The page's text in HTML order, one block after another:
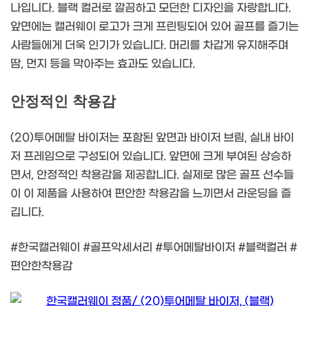
나입니다. 블랙 컬러로 깔끔하고 모던한 디자인을 자랑합니다.
앞면에는 캘러웨이 로고가 크게 프린팅되어 있어 골프를 즐기는
사람들에게 더욱 인기가 있습니다. 머리를 차갑게 유지해주며
땀, 먼지 등을 막아주는 효과도 있습니다.
안정적인 착용감
(20)투어메탈 바이저는 포함된 앞면과 바이저 브림, 실내 바이
저 프레임으로 구성되어 있습니다. 앞면에 크게 부여된 상승하
면서, 안정적인 착용감을 제공합니다. 실제로 많은 골프 선수들
이 이 제품을 사용하여 편안한 착용감을 느끼면서 라운딩을 즐
깁니다.
#한국캘러웨이 #골프악세서리 #투어메탈바이저 #블랙컬러 #
편안한착용감